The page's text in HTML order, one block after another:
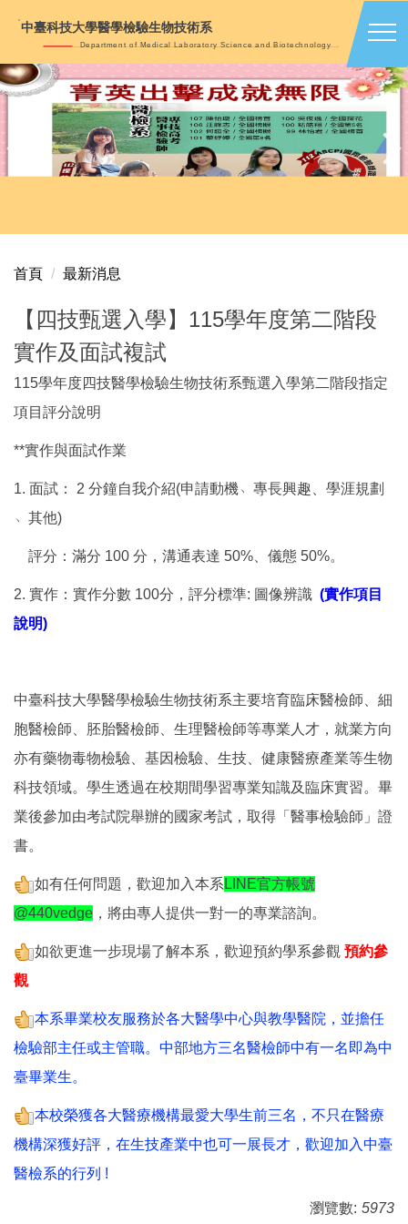
要
內
中臺科技大學醫學檢驗生物技術系
Department of Medical Laboratory Science and Biotechnology
首頁 最新消息
【四技甄選入學】115學年度第二階段
實作及面試複試
115學年度四技醫學檢驗生物技術系甄選入學第二階段指定
項目評分說明
**實作與面試作業
1. 面試： 2 分鐘自我介紹(申請動機﹅專長興趣、學涯規劃
﹅其他)
評分：滿分 100 分，溝通表達 50%、儀態 50%。
2. 實作：實作分數 100分，評分標準: 圖像辨識 (實作項目
說明)
中臺科技大學醫學檢驗生物技術系主要培育臨床醫檢師、細
胞醫檢師、胚胎醫檢師、生理醫檢師等專業人才，就業方向
亦有藥物毒物檢驗、基因檢驗、生技、健康醫療產業等生物
科技領域。學生透過在校期間學習專業知識及臨床實習。畢
業後參加由考試院舉辦的國家考試，取得「醫事檢驗師」證
書。
如有任何問題，歡迎加入本系 LINE官方帳號
@440vedge ，將由專人提供一對一的專業諮詢。
如欲更進一步現場了解本系，歡迎預約學系參觀 預約參
觀
本系畢業校友服務於各大醫學中心與教學醫院，並擔任
檢驗部主任或主管職。中部地方三名醫檢師中有一名即為中
臺畢業生。
本校榮獲各大醫療機構最愛大學生前三名，不只在醫療
機構深獲好評，在生技產業中也可一展長才，歡迎加入中臺
醫檢系的行列 !
瀏覽數: 5973